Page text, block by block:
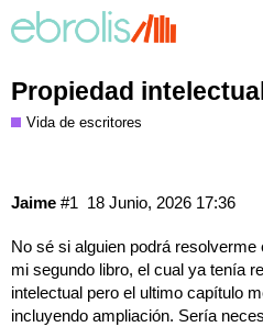
Propiedad
Vida de escritores
Jaime 18 Junio, 2026 17:36
#1
No sé si alguien podrá
mi segundo libro, el cual ya tenía
intelectual pero el ultimo capítulo
incluyendo ampliación. Sería